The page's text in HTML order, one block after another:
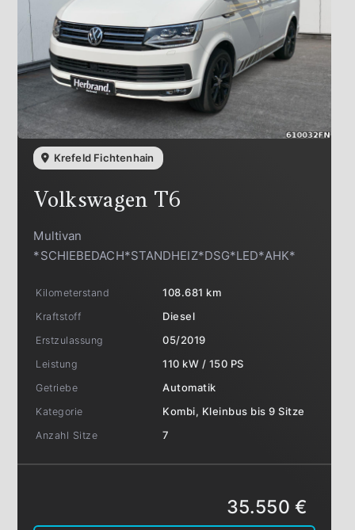
Krefeld Fichtenhain
Volkswagen T6
Multivan
*SCHIEBEDACH*STANDHEIZ*DSG*LED*AHK*
Kilometerstand
108.681 km
Kraftstoff
Diesel
Erstzulassung
05/2019
Leistung
110 kW / 150 PS
Getriebe
Automatik
Kategorie
Kombi, Kleinbus bis 9 Sitze
Anzahl Sitze
7
35.550 €